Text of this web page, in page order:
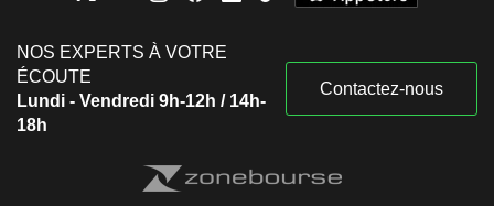
NOS EXPERTS À VOTRE
ÉCOUTE
Lundi - Vendredi 9h-12h / 14h-
18h
Contactez-nous